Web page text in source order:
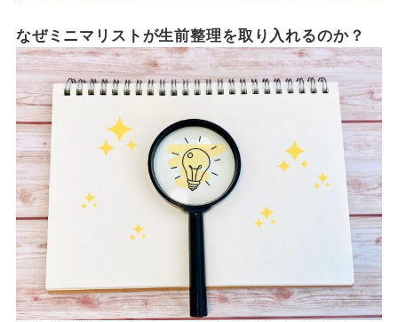
なぜミニマリストが生前整理を取り入れるのか？